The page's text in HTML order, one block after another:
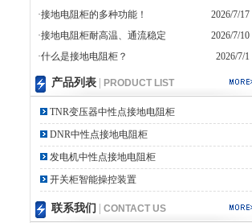
·接地电阻柜的多种功能！
2026/7/17
·接地电阻柜耐高温、通流稳定
2026/7/10
·什么是接地电阻柜？
2026/7/1
产品列表 PRODUCT LIST
TNR变压器中性点接地电阻柜
DNR中性点接地电阻柜
发电机中性点接地电阻柜
开关柜智能操控装置
联系我们 CONTACT US